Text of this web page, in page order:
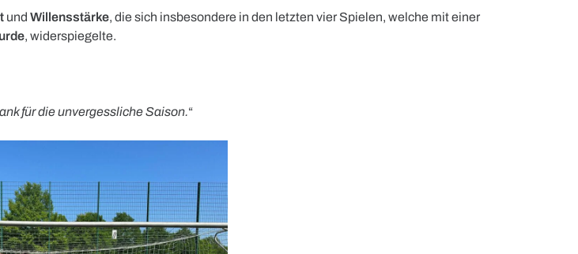
und Willensstärke, die sich insbesondere in den letzten vier Spielen, welche mit einer
, widerspiegelte.
für die unvergessliche Saison.“